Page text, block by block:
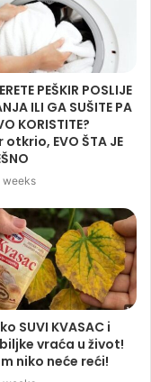
PEŠKIR POSLIJE
ILI GA SUŠITE PA
KORISTITE?
EVO ŠTA JE
weeks
SUVI KVASAC i
vraća u život!
niko neće reći!